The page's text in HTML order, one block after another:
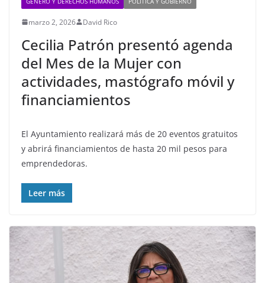
marzo 2, 2026 David Rico
Cecilia Patrón presentó agenda
del Mes de la Mujer con
actividades, mastógrafo móvil y
financiamientos
El Ayuntamiento realizará más de 20 eventos gratuitos
y abrirá financiamientos de hasta 20 mil pesos para
emprendedoras.
Leer más